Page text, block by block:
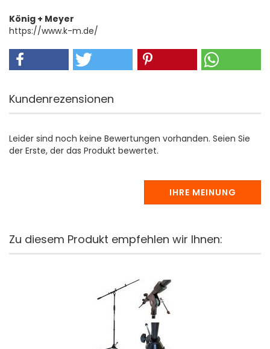
König + Meyer
https://www.k-m.de/
Kundenrezensionen
Leider sind noch keine Bewertungen vorhanden. Seien Sie
der Erste, der das Produkt bewertet.
IHRE MEINUNG
Zu diesem Produkt empfehlen wir Ihnen: